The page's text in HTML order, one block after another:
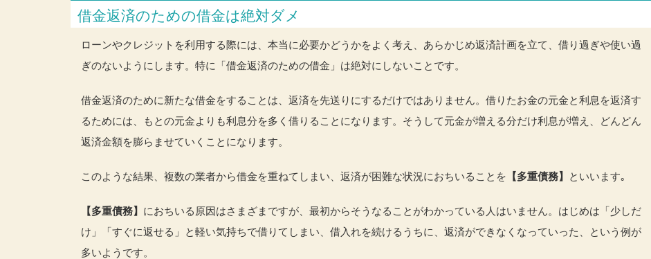
借金返済のための借金は絶対ダメ
ローンやクレジットを利用する際には、本当に必要かどうかをよく考え、あらかじめ返済計画を立て、借り過ぎや使い過
ぎのないようにします。特に「借金返済のための借金」は絶対にしないことです。
借金返済のために新たな借金をすることは、返済を先送りにするだけではありません。借りたお金の元金と利息を返済す
るためには、もとの元金よりも利息分を多く借りることになります。そうして元金が増える分だけ利息が増え、どんどん
返済金額を膨らませていくことになります。
このような結果、複数の業者から借金を重ねてしまい、返済が困難な状況におちいることを 【多重債務】 といいます｡
【多重債務】 におちいる原因はさまざまですが、最初からそうなることがわかっている人はいません。はじめは「少しだ
け」「すぐに返せる」と軽い気持ちで借りてしまい、借入れを続けるうちに、返済ができなくなっていった、という例が
多いようです。